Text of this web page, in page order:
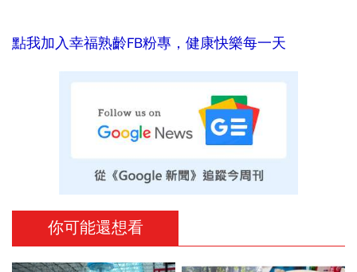
點我加入幸福熟齡FB粉專，健康快樂每一天
你可能還想看